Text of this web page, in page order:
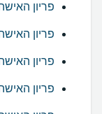
פריון
פריון
פריון
פריון